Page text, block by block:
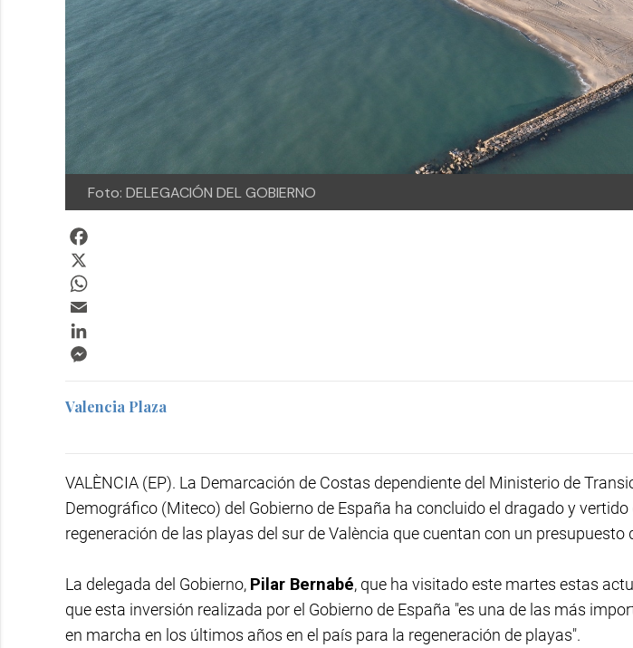
Foto: DELEGACIÓN DEL GOBIERNO
Valencia Plaza
VALÈNCIA (EP). La Demarcación de Costas dependiente del Ministerio de
Demográfico (Miteco) del Gobierno de España ha concluido el dragado y vertido
regeneración de las playas del sur de València que cuentan con un presupuesto
La delegada del Gobierno, Pilar Bernabé, que ha visitado este martes estas
que esta inversión realizada por el Gobierno de España "es una de las más
en marcha en los últimos años en el país para la regeneración de playas".